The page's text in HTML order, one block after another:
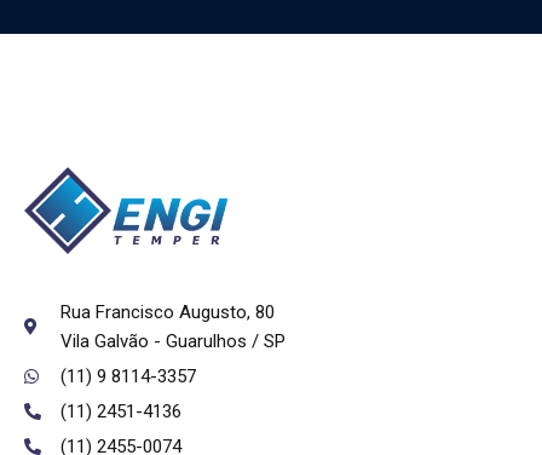
Rua Francisco Augusto, 80
Vila Galvão - Guarulhos / SP
(11) 9 8114-3357
(11) 2451-4136
(11) 2455-0074